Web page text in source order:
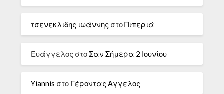
τσενεκλιδης ιωάννης στοΠιπεριά
Ευάγγελος στοΣαν Σήμερα 2 Ιουνίου
Yiannis στο Γέροντας Αγγελος